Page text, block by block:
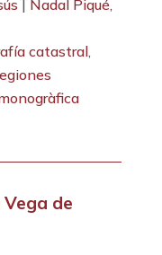
| Nadal Piqué,
catastral,
de